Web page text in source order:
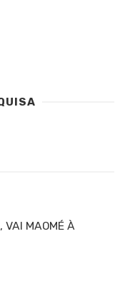
VAI MAOMÉ À